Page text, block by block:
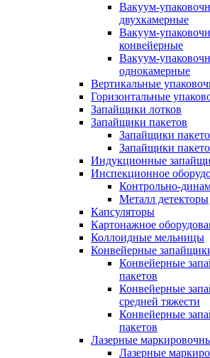
Вакуум-
двухкамерные
Вакуум-
конвейерные
Вакуум-
однокамерные
Вертикальные
Горизонтальные
Запайщики лотков
Запайщики пакетов
Запайщики
Запайщики
Индукционные
Инспекционное
Контрольно-
Металл детекторы
Капсуляторы
Картонажное
Коллоидные мельницы
Конвейерные
Конвейерные
пакетов
Конвейерные
средней тяжести
Конвейерные
пакетов
Лазерные
Лазерные